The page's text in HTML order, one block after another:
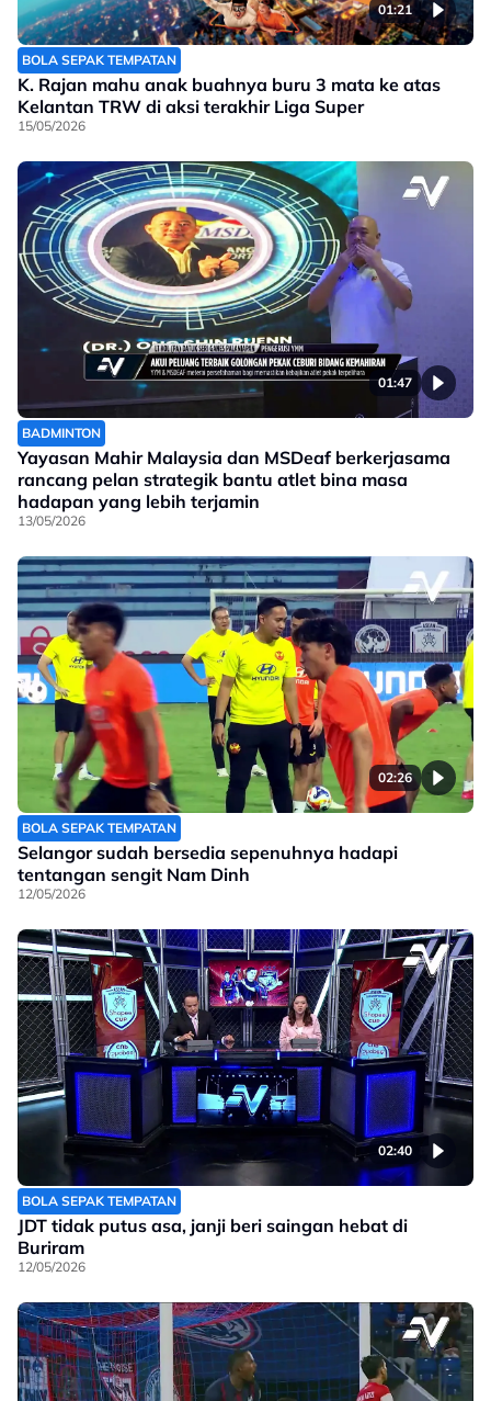
01:21
BOLA SEPAK TEMPATAN
K. Rajan mahu anak buahnya buru 3 mata ke atas
Kelantan TRW di aksi terakhir Liga Super
15/05/2026
01:47
BADMINTON
Yayasan Mahir Malaysia dan MSDeaf berkerjasama
rancang pelan strategik bantu atlet bina masa
hadapan yang lebih terjamin
13/05/2026
02:26
BOLA SEPAK TEMPATAN
Selangor sudah bersedia sepenuhnya hadapi
tentangan sengit Nam Dinh
12/05/2026
02:40
BOLA SEPAK TEMPATAN
JDT tidak putus asa, janji beri saingan hebat di
Buriram
12/05/2026